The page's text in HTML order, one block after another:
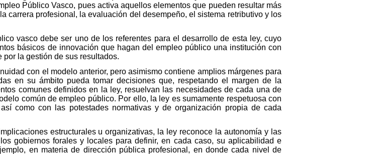
Público Vasco, pues activa aquellos elementos que pueden resultar más
carrera profesional, la evaluación del desempeño, el sistema retributivo y los
vasco debe ser uno de los referentes para el desarrollo de esta ley, cuyo
básicos de innovación que hagan del empleo público una institución con
la gestión de sus resultados.
con el modelo anterior, pero asimismo contiene amplios márgenes para
en su ámbito pueda tomar decisiones que, respetando el margen de la
comunes definidos en la ley, resuelvan las necesidades de cada una de
común de empleo público. Por ello, la ley es sumamente respetuosa con
como con las potestades normativas y de organización propia de cada
estructurales u organizativas, la ley reconoce la autonomía y las
gobiernos forales y locales para definir, en cada caso, su aplicabilidad e
en materia de dirección pública profesional, en donde cada nivel de